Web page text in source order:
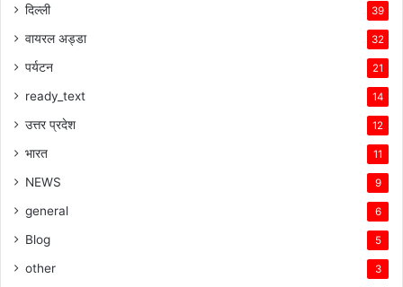
दिल्ली 39
वायरल अड्डा 32
पर्यटन 21
ready_text 14
उत्तर प्रदेश 12
भारत 11
NEWS 9
general 6
Blog 5
other 3